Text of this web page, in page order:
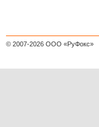
© 2007-2026 ООО «РуФокс»